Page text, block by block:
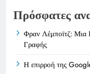
Πρόσφατες
Φραν Λέμποϊτζ: Μια
Γραφής
Η επιρροή της